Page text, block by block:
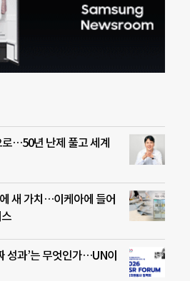
로…50년 난제 풀고 세계
새 가치…이케아에 들어
성과’는 무엇인가…UN이